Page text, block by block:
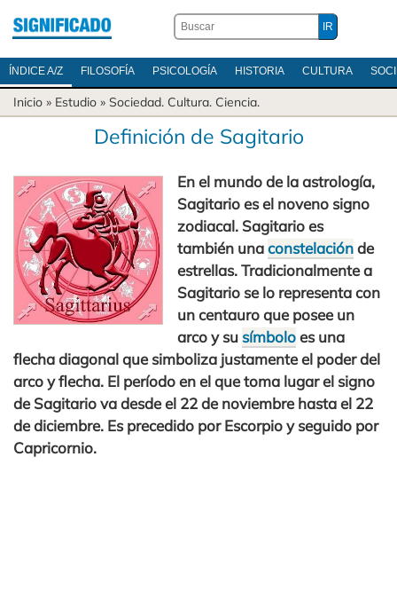
ÍNDICE A/Z FILOSOFÍA PSICOLOGÍA HISTORIA CULTURA
Inicio » Estudio » Sociedad. Cultura. Ciencia.
Definición de Sagitario
En el mundo de la astrología,
Sagitario es el noveno signo
zodiacal. Sagitario es
también unaconstelaciónde
estrellas. Tradicionalmente a
Sagitario se lo representa con
un centauro que posee un
arco y su símboloes una
flecha diagonal que simboliza justamente el poder del
arco y flecha. El período en el que toma lugar el signo
de Sagitario va desde el 22 de noviembre hasta el 22
de diciembre. Es precedido por Escorpio y seguido por
Capricornio.